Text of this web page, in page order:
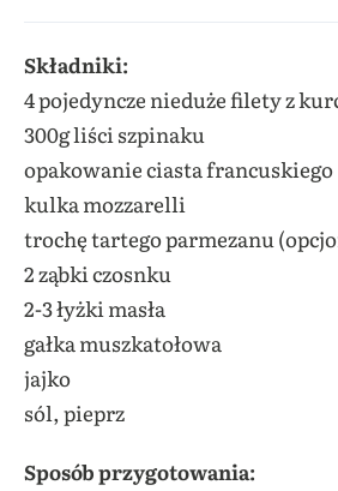
Składniki:
4 pojedyncze nieduże filety z
300g liści szpinaku
opakowanie ciasta francuskiego
kulka mozzarelli
trochę tartego parmezanu
2 ząbki czosnku
2-3 łyżki masła
gałka muszkatołowa
jajko
sól, pieprz
Sposób przygotowania: